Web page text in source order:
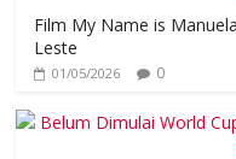
Film My Name is
Leste
01/05/2026 0